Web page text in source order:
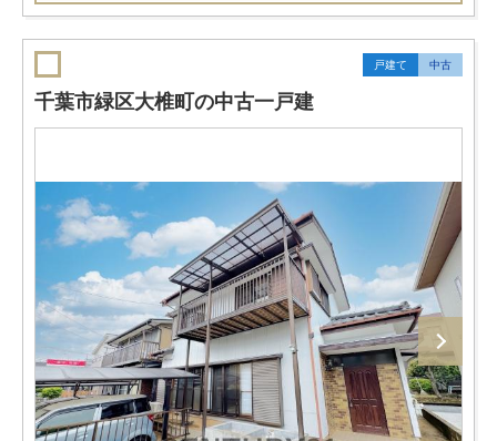
戸建て 中古
千葉市緑区大椎町の中古一戸建